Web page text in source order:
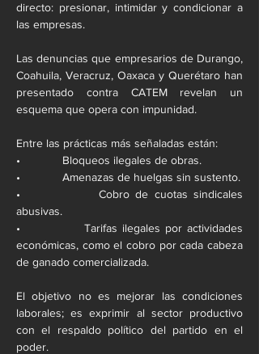
directo: presionar, intimidar y condicionar a
las empresas.
Las denuncias que empresarios de Durango,
Coahuila, Veracruz, Oaxaca y Querétaro han
presentado contra CATEM revelan un
esquema que opera con impunidad.
Entre las prácticas más señaladas están:
•             Bloqueos ilegales de obras.
•             Amenazas de huelgas sin sustento.
•             Cobro de cuotas sindicales
abusivas.
•             Tarifas ilegales por actividades
económicas, como el cobro por cada cabeza
de ganado comercializada.
El objetivo no es mejorar las condiciones
laborales; es exprimir al sector productivo
con el respaldo político del partido en el
poder.